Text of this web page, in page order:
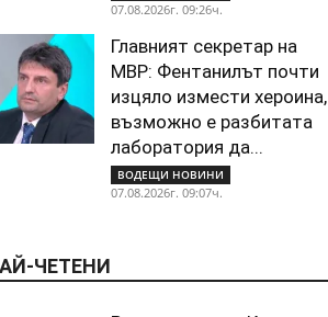
07.08.2026г. 09:26ч.
Главният секретар на
МВР: Фентанилът почти
изцяло измести хероина,
възможно е разбитата
лаборатория да...
ВОДЕЩИ НОВИНИ
07.08.2026г. 09:07ч.
ЧЕТЕНИ